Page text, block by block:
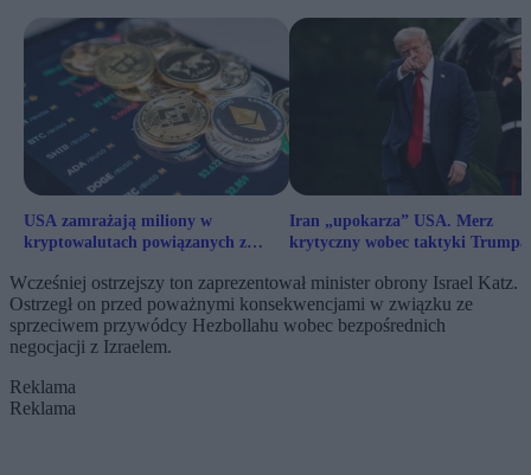
USA zamrażają miliony w
kryptowalutach powiązanych z
Iran „upokarza” USA. Merz
krytyczny wobec taktyki Trumpa
Wcześniej ostrzejszy ton zaprezentował minister obrony Israel Katz.
Ostrzegł on przed poważnymi konsekwencjami w związku ze
sprzeciwem przywódcy Hezbollahu wobec bezpośrednich
negocjacji z Izraelem.
Reklama
Reklama